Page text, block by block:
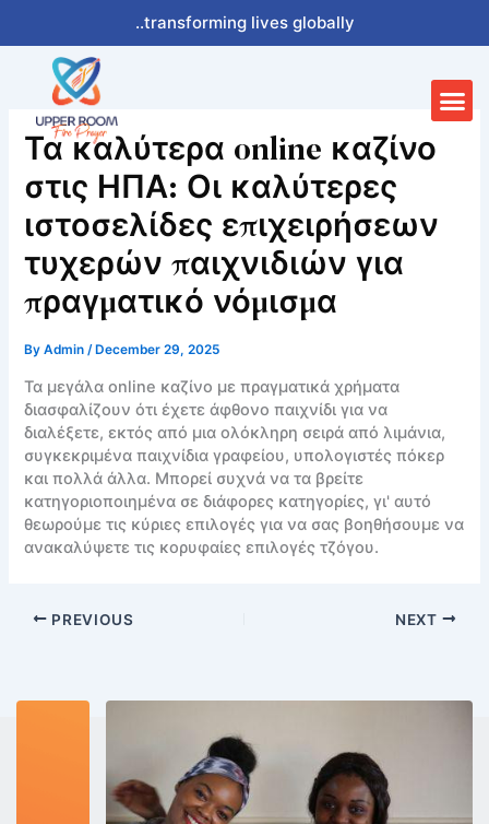
content
..transforming lives globally
Τα καλύτερα online καζίνο
στις ΗΠΑ: Οι καλύτερες
ιστοσελίδες επιχειρήσεων
τυχερών παιχνιδιών για
πραγματικό νόμισμα
ByAdmin/ December 29, 2025
Τα μεγάλα online καζίνο με πραγματικά χρήματα
διασφαλίζουν ότι έχετε άφθονο παιχνίδι για να
διαλέξετε, εκτός από μια ολόκληρη σειρά από λιμάνια,
συγκεκριμένα παιχνίδια γραφείου, υπολογιστές πόκερ
και πολλά άλλα. Μπορεί συχνά να τα βρείτε
κατηγοριοποιημένα σε διάφορες κατηγορίες, γι' αυτό
θεωρούμε τις κύριες επιλογές για να σας βοηθήσουμε να
ανακαλύψετε τις κορυφαίες επιλογές τζόγου.
PREVIOUS NEXT